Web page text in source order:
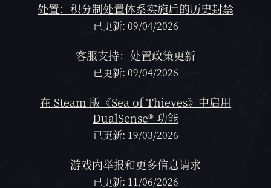
处置：积分制处置体系实施后的历史封禁
已更新: 09/04/2026
客服支持：处置政策更新
已更新: 09/04/2026
在 Steam 版《Sea of Thieves》中启用
DualSense® 功能
已更新: 19/03/2026
游戏内举报和更多信息请求
已更新: 11/06/2026